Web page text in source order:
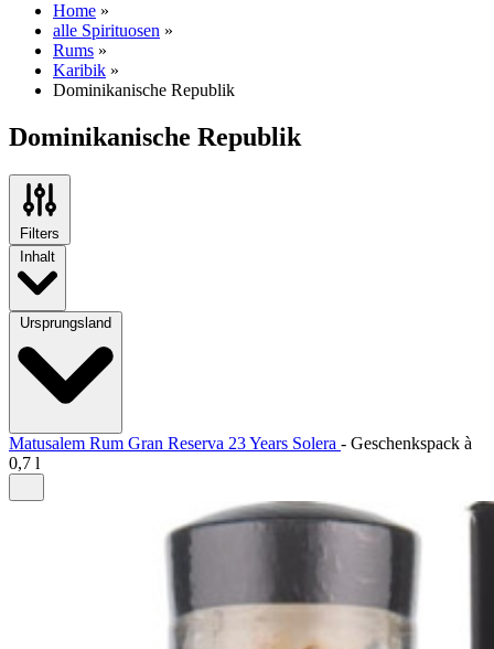
Home »
alle Spirituosen »
Rums »
Karibik »
Dominikanische Republik
Dominikanische Republik
Filters
Inhalt
Ursprungsland
Matusalem Rum Gran Reserva 23 Years Solera - Geschenkspack à
0,7 l